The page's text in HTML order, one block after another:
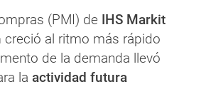
(PMI) de IHS Markit
creció al ritmo más rápido
de la demanda llevó
la actividad futura